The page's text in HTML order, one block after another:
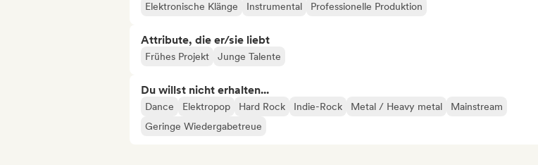
Elektronische Klänge Instrumental Professionelle Produktion
Attribute, die er/sie liebt
Frühes Projekt Junge Talente
Du willst nicht erhalten...
Dance Elektropop Hard Rock Indie-Rock Metal / Heavy metal
Mainstream
Geringe Wiedergabetreue